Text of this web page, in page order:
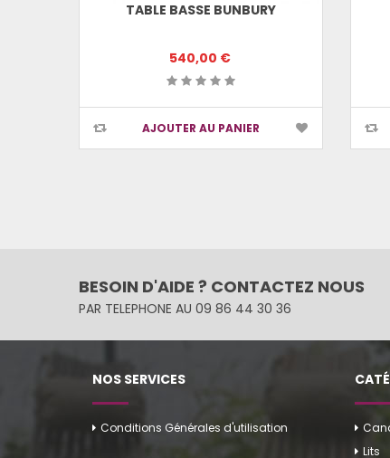
TABLE BASSE BUNBURY
540,00 €
AJOUTER AU PANIER
BESOIN D'AIDE ? CONTACTEZ NOUS
PAR TELEPHONE AU 09 86 44 30 36
NOS SERVICES
Conditions Générales d'utilisation
Lits